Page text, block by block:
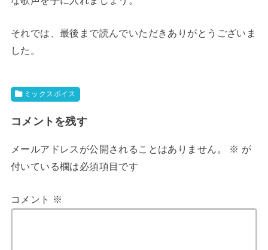
それでは、最後まで読んでいただきありがとうございま
した。
ミックスボイス
コメントを残す
メールアドレスが公開されることはありません。 ※ が
付いている欄は必須項目です
コメント ※